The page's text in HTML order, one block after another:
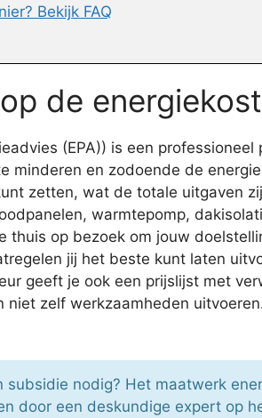
Bekijk FAQ
de
(EPA)) is een professioneel
en zodoende de
zetten, wat de totale uitgaven
warmtepomp,
op bezoek om jouw
jij het beste kunt laten
geeft je ook een prijslijst met
zelf werkzaamheden
nodig? Het maatwerk
door een deskundige expert op